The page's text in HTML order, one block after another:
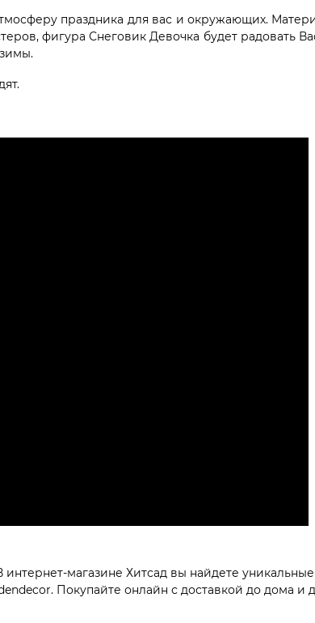
праздника для вас и окружающих.
фигура Снеговик Девочка будет радовать
магазине Хитсад вы найдете
Покупайте онлайн с доставкой до дома и